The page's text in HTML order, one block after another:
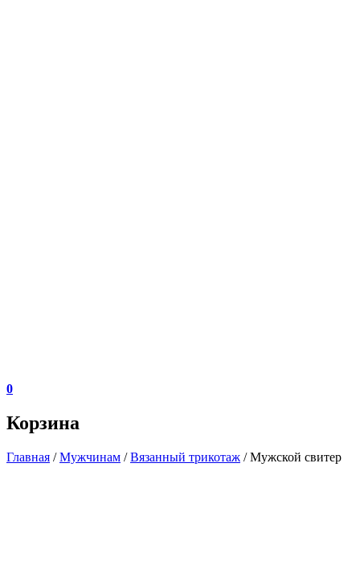
0
Корзина
Главная /Мужчинам /Вязанный трикотаж / Мужской свитер